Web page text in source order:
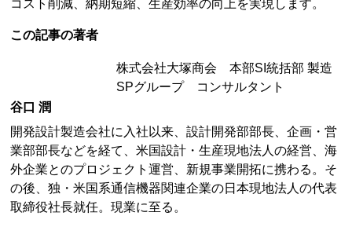
コスト削減、納期短縮、生産効率の向上を実現します。
この記事の著者
株式会社大塚商会 本部SI統括部 製造
SPグループ コンサルタント
谷口 潤
開発設計製造会社に入社以来、設計開発部部長、企画・営
業部部長などを経て、米国設計・生産現地法人の経営、海
外企業とのプロジェクト運営、新規事業開拓に携わる。そ
の後、独・米国系通信機器関連企業の日本現地法人の代表
取締役社長就任。現業に至る。